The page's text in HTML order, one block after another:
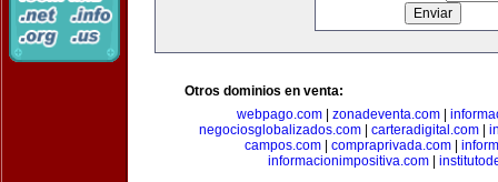
Otros dominios en venta:
webpago.com
zonadeventa.com
negociosglobalizados.com
carteradigital.com
campos.com
compraprivada.com
informacionimpositiva.com